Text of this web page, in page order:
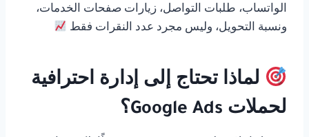
الواتساب، طلبات التواصل، زيارات صفحات الخدمات،
ونسبة التحويل، وليس مجرد عدد النقرات فقط
لماذا تحتاج إلى إدارة احترافية
لحملات Google Ads؟